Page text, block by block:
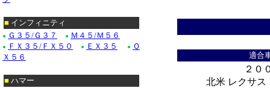
適合
２０
北米 レクサス
■ インフィニティ
● Ｇ３５/Ｇ３７ ● Ｍ４５/Ｍ５６
● ＦＸ３５/ＦＸ５０ ● ＥＸ３５ ● Ｑ
Ｘ５６
■ ハマー